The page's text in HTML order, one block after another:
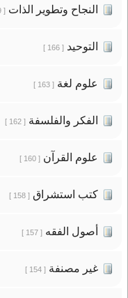
النجاح وتطوير الذات[ 169 ]
التوحيد[ 166 ]
علوم لغة[ 163 ]
الفكر والفلسفة[ 162 ]
علوم القرآن[ 160 ]
كتب استشراق[ 158 ]
أصول الفقه[ 157 ]
غير مصنفة[ 154 ]